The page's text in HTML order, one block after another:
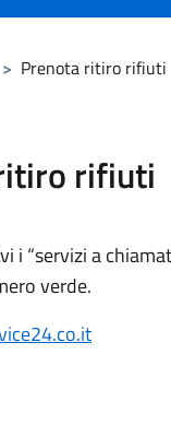
> Prenota ritiro rifiuti
rifiuti
i “servizi a
verde.